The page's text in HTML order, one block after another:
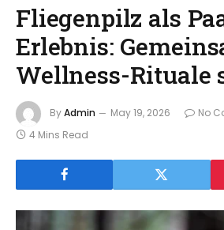
Fliegenpilz als
Erlebnis:
Wellness-Rituale
ByAdmin May 19, 2026
No
4 Mins Read